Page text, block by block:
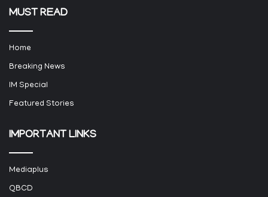
MUST READ
Home
Breaking News
IM Special
Featured Stories
IMPORTANT LINKS
Mediaplus
QBCD